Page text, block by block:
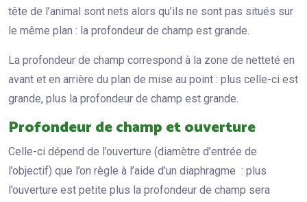
tête de l’animal sont nets alors qu’ils ne sont pas situés sur
le même plan : la profondeur de champ est grande.
La profondeur de champ correspond à la zone de netteté en
avant et en arrière du plan de mise au point : plus celle-ci est
grande, plus la profondeur de champ est grande.
Profondeur de champ et ouverture
Celle-ci dépend de l’ouverture (diamètre d’entrée de
l’objectif) que l’on règle à l’aide d’un diaphragme : plus
l’ouverture est petite plus la profondeur de champ sera